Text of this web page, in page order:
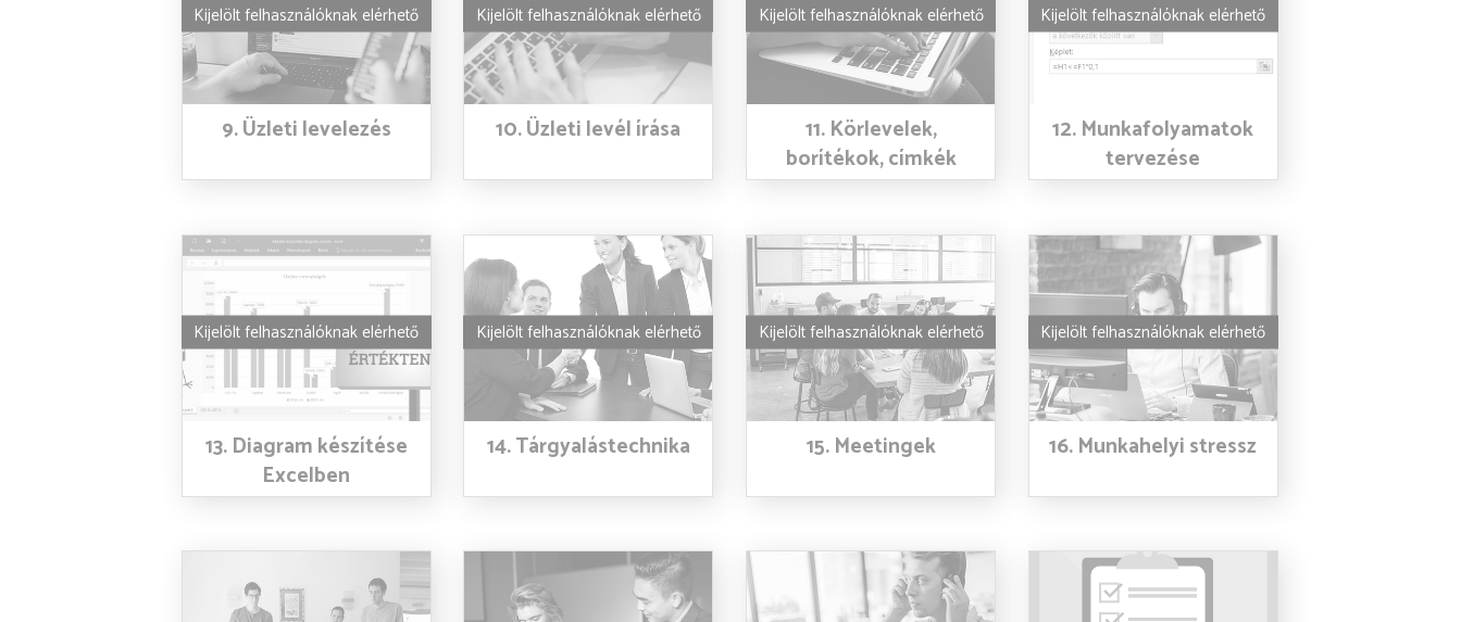
Kijelölt felhasználóknak elérhető
9. Üzleti levelezés
Kijelölt felhasználóknak elérhető
10. Üzleti levél írása
Kijelölt felhasználóknak elérhető
11. Körlevelek,
borítékok, címkék
Kijelölt felhasználóknak elérhető
12. Munkafolyamatok
tervezése
Kijelölt felhasználóknak elérhető
13. Diagram készítése
Excelben
Kijelölt felhasználóknak elérhető
14. Tárgyalástechnika
Kijelölt felhasználóknak elérhető
15. Meetingek
Kijelölt felhasználóknak elérhető
16. Munkahelyi stressz